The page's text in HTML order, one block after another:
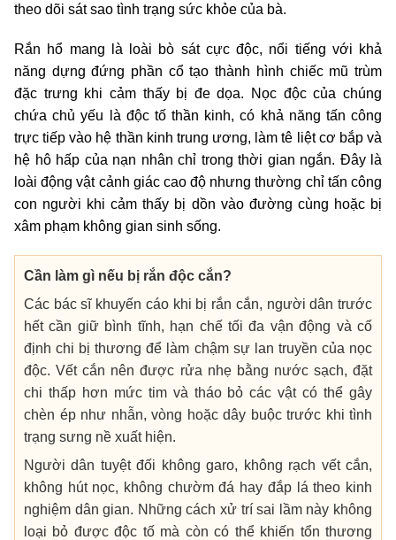
theo dõi sát sao tình trạng sức khỏe của bà.
Rắn hổ mang là loài bò sát cực độc, nổi tiếng với khả
năng dựng đứng phần cổ tạo thành hình chiếc mũ trùm
đặc trưng khi cảm thấy bị đe dọa. Nọc độc của chúng
chứa chủ yếu là độc tố thần kinh, có khả năng tấn công
trực tiếp vào hệ thần kinh trung ương, làm tê liệt cơ bắp và
hệ hô hấp của nạn nhân chỉ trong thời gian ngắn. Đây là
loài động vật cảnh giác cao độ nhưng thường chỉ tấn công
con người khi cảm thấy bị dồn vào đường cùng hoặc bị
xâm phạm không gian sinh sống.
Cần làm gì nếu bị rắn độc cắn?
Các bác sĩ khuyến cáo khi bị rắn cắn, người dân trước
hết cần giữ bình tĩnh, hạn chế tối đa vận động và cố
định chi bị thương để làm chậm sự lan truyền của nọc
độc. Vết cắn nên được rửa nhẹ bằng nước sạch, đặt
chi thấp hơn mức tim và tháo bỏ các vật có thể gây
chèn ép như nhẫn, vòng hoặc dây buộc trước khi tình
trạng sưng nề xuất hiện.
Người dân tuyệt đối không garo, không rạch vết cắn,
không hút nọc, không chườm đá hay đắp lá theo kinh
nghiệm dân gian. Những cách xử trí sai lầm này không
loại bỏ được độc tố mà còn có thể khiến tổn thương